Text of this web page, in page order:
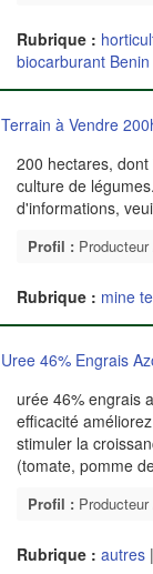
Rubrique :
biocarburant Benin
Terrain à Vendre
200 hectares,
culture de
d'informations,
Profil :Producteur
Rubrique : mine
Uree 46% Engrais
urée 46% engrais
efficacité
stimuler la
(tomate, pomme
Profil :Producteur
Rubrique : autres |